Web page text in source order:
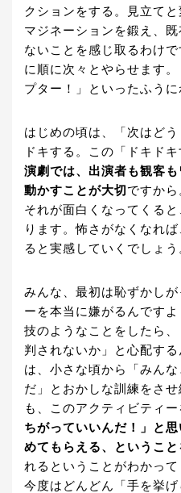
クションをする。見立て
マジネーションを鍛え、
ないことを感じ取るわけ
に順に次々とやらせます
プター！」といったふうに
はじめの頃は、「次はど
ドキする。この「ドキド
演劇では、出演者も観客
動かすことが大切 ですから
それが面白くなってくる
ります。怖さがなくなれ
ると実感していくでしょう
みんな、最初は恥ずかし
ーを本当に嫌がるんです
技のようなことをしたら
判されないか」と心配す
は、小さな頃から「みん
だ」とおかしな訓練をさ
も、このアクティビティー
ちがっていいんだ！」と
めてもらえる、というこ
れるということがわかって
今度はどんどん「手を挙